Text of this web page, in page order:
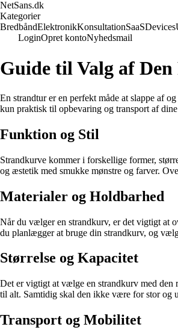
NetSans.dk
Kategorier
BredbåndElektronikKonsultationSaaSDevices
LoginOpret kontoNyhedsmail
Guide til Valg af
En strandtur er en perfekt måde at slappe af
kun praktisk til opbevaring og transport af
Funktion og Stil
Strandkurve kommer i forskellige former,
og æstetik med smukke mønstre og farver.
Materialer og Holdbarhed
Når du vælger en strandkurv, er det vigtigt at
du planlægger at bruge din strandkurv, og
Størrelse og Kapacitet
Det er vigtigt at vælge en strandkurv med den
til alt. Samtidig skal den ikke være for stor og
Transport og Mobilitet